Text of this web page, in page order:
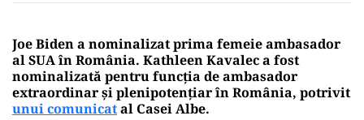
Joe Biden a nominalizat prima femeie ambasador
al SUA în România. Kathleen Kavalec a fost
nominalizată pentru funcția de ambasador
extraordinar și plenipotențiar în România, potrivit
unui comunicatal Casei Albe.